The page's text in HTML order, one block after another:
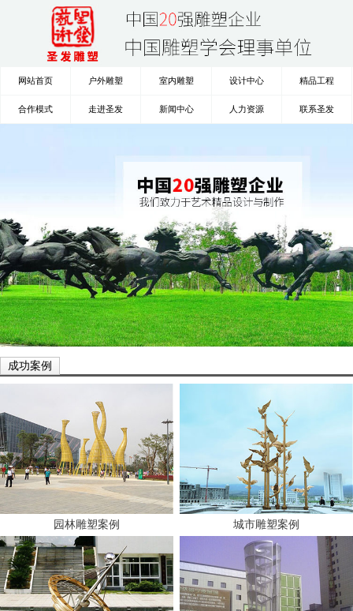
网站首页 户外雕塑 室内雕塑 设计中心 精品工程
合作模式 走进圣发 新闻中心 人力资源 联系圣发
成功案例
园林雕塑案例 城市雕塑案例